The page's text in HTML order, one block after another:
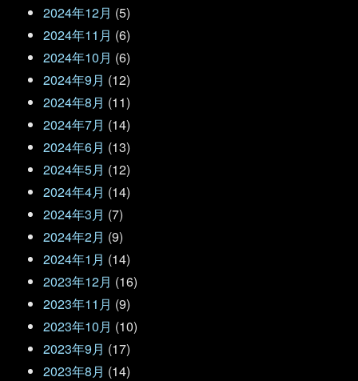
2024年12月 (5)
2024年11月 (6)
2024年10月 (6)
2024年9月 (12)
2024年8月 (11)
2024年7月 (14)
2024年6月 (13)
2024年5月 (12)
2024年4月 (14)
2024年3月 (7)
2024年2月 (9)
2024年1月 (14)
2023年12月 (16)
2023年11月 (9)
2023年10月 (10)
2023年9月 (17)
2023年8月 (14)